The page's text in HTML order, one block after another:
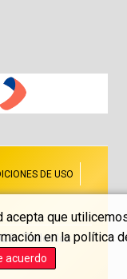
que
en la política
acuerdo
DE USO
- Todos los